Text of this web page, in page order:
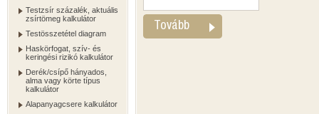
Testzsír százalék, aktuális
zsírtömeg kalkulátor
Testösszetétel diagram
Haskörfogat, szív- és
keringési rizikó kalkulátor
Derék/csípő hányados,
alma vagy körte típus
kalkulátor
Alapanyagcsere kalkulátor